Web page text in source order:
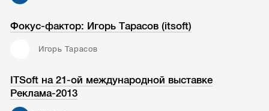
Фокус-фактор: Игорь Тарасов (itsoft)
Игорь Тарасов
ITSoft на 21-ой международной выставке
Реклама-2013